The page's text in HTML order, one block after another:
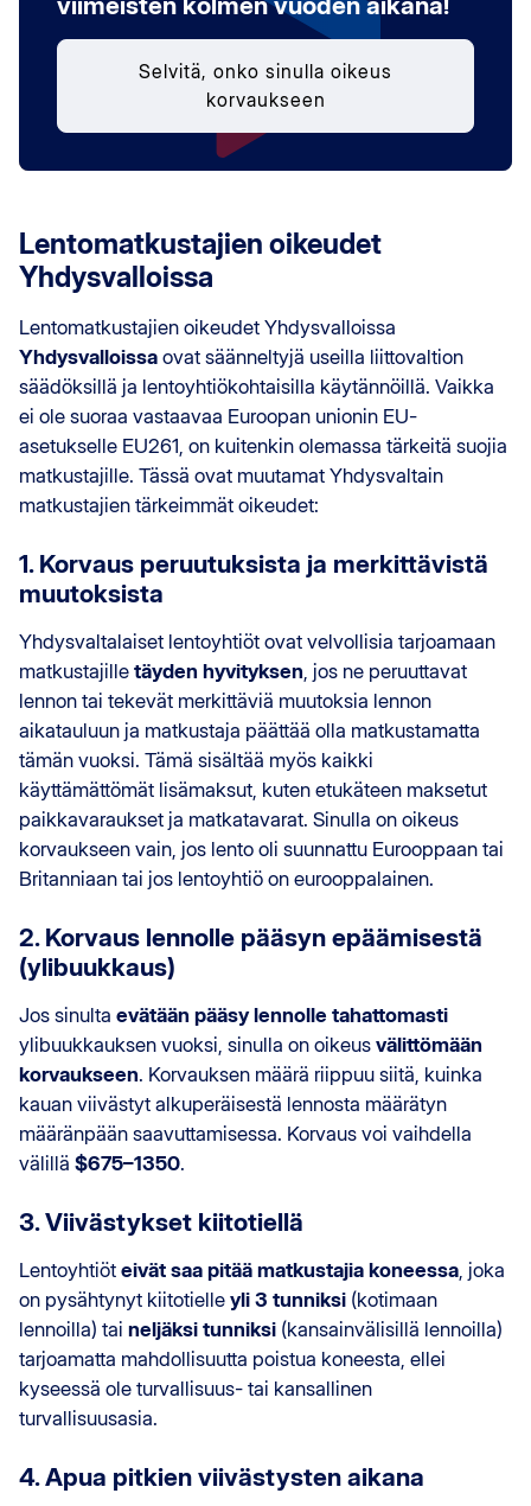
Selvitä, onko sinulla oikeus
korvaukseen
Lentomatkustajien oikeudet
Yhdysvalloissa
Lentomatkustajien oikeudet Yhdysvalloissa
Yhdysvalloissa ovat säänneltyjä useilla liittovaltion
säädöksillä ja lentoyhtiökohtaisilla käytännöillä. Vaikka
ei ole suoraa vastaavaa Euroopan unionin EU-
asetukselle EU261, on kuitenkin olemassa tärkeitä suojia
matkustajille. Tässä ovat muutamat Yhdysvaltain
matkustajien tärkeimmät oikeudet:
1. Korvaus peruutuksista ja merkittävistä
muutoksista
Yhdysvaltalaiset lentoyhtiöt ovat velvollisia tarjoamaan
matkustajille täyden hyvityksen , jos ne peruuttavat
lennon tai tekevät merkittäviä muutoksia lennon
aikatauluun ja matkustaja päättää olla matkustamatta
tämän vuoksi. Tämä sisältää myös kaikki
käyttämättömät lisämaksut, kuten etukäteen maksetut
paikkavaraukset ja matkatavarat. Sinulla on oikeus
korvaukseen vain, jos lento oli suunnattu Eurooppaan tai
Britanniaan tai jos lentoyhtiö on eurooppalainen.
2. Korvaus lennolle pääsyn epäämisestä
(ylibuukkaus)
Jos sinulta evätään pääsy lennolle tahattomasti
ylibuukkauksen vuoksi, sinulla on oikeus välittömään
korvaukseen. Korvauksen määrä riippuu siitä, kuinka
kauan viivästyt alkuperäisestä lennosta määrätyn
määränpään saavuttamisessa. Korvaus voi vaihdella
välillä $675–1350.
3. Viivästykset kiitotiellä
Lentoyhtiöt eivät saa pitää matkustajia koneessa , joka
on pysähtynyt kiitotielle yli 3 tunniksi (kotimaan
lennoilla) tai neljäksi tunniksi (kansainvälisillä lennoilla)
tarjoamatta mahdollisuutta poistua koneesta, ellei
kyseessä ole turvallisuus- tai kansallinen
turvallisuusasia.
4. Apua pitkien viivästysten aikana